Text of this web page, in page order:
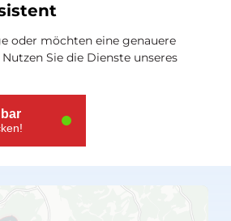
oder möchten eine genauere
Sie die Dienste unseres